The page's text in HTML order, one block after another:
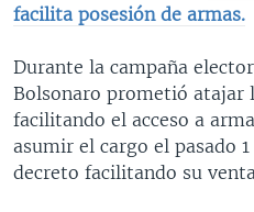
facilita posesión de armas.
Durante la campaña
Bolsonaro prometió atajar
facilitando el acceso a
asumir el cargo el pasado
decreto facilitando su